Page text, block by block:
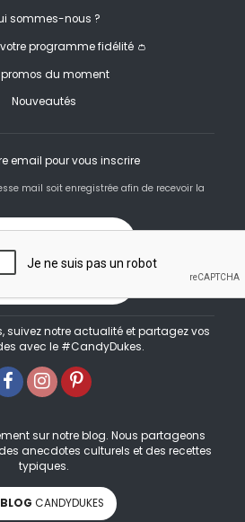
sommes-nous ?
programme fidélité 👛
promos du moment
Nouveautés
email pour vous inscrire
mail soit enregistrée afin de recevoir la
suivez notre actualité et partagez vos
avec le #CandyDukes.
sur notre blog. Nous partageons
anecdotes culturels et des recettes
typiques.
BLOG CANDYDUKES